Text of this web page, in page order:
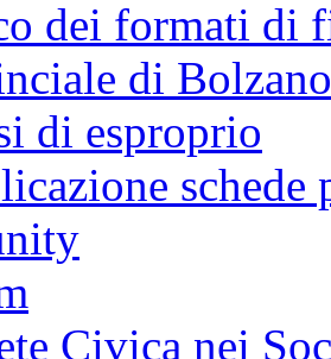
dei formati di
di Bolzano
di esproprio
schede
Civica nei